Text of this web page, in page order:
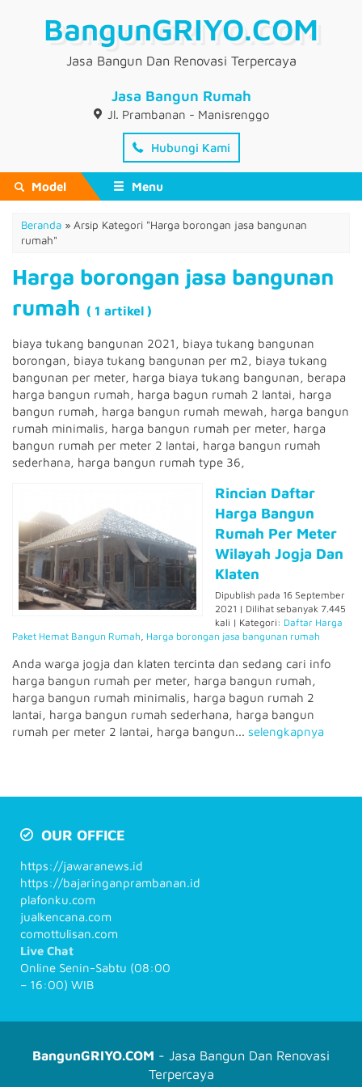
BangunGRIYO.COM
Jasa Bangun Dan Renovasi Terpercaya
Jasa Bangun Rumah
Jl. Prambanan - Manisrenggo
Hubungi Kami
Model Menu
Beranda » Arsip Kategori "Harga borongan jasa bangunan
rumah"
Harga borongan jasa bangunan
rumah ( 1 artikel )
biaya tukang bangunan 2021, biaya tukang bangunan
borongan, biaya tukang bangunan per m2, biaya tukang
bangunan per meter, harga biaya tukang bangunan, berapa
harga bangun rumah, harga bagun rumah 2 lantai, harga
bangun rumah, harga bangun rumah mewah, harga bangun
rumah minimalis, harga bangun rumah per meter, harga
bangun rumah per meter 2 lantai, harga bangun rumah
sederhana, harga bangun rumah type 36,
Rincian Daftar
Harga Bangun
Rumah Per Meter
Wilayah Jogja Dan
Klaten
Dipublish pada 16 September
2021 | Dilihat sebanyak 7.445
kali | Kategori: Daftar Harga
Paket Hemat Bangun Rumah, Harga borongan jasa bangunan rumah
Anda warga jogja dan klaten tercinta dan sedang cari info
harga bangun rumah per meter, harga bangun rumah,
harga bangun rumah minimalis, harga bagun rumah 2
lantai, harga bangun rumah sederhana, harga bangun
rumah per meter 2 lantai, harga bangun... selengkapnya
OUR OFFICE
https://jawaranews.id
https://bajaringanprambanan.id
plafonku.com
jualkencana.com
comottulisan.com
Live Chat
Online Senin-Sabtu (08:00
– 16:00) WIB
BangunGRIYO.COM - Jasa Bangun Dan Renovasi
Terpercaya